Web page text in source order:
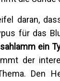
daran,
für das
ein
der
Den